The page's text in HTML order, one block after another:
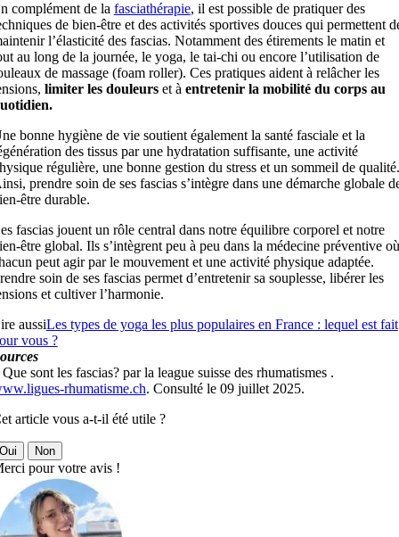
complément de la fasciathérapie, il est possible de pratiquer des
de bien-être et des activités sportives douces qui permettent
l’élasticité des fascias. Notamment des étirements le matin et
au long de la journée, le yoga, le tai-chi ou encore l’utilisation de
de massage (foam roller). Ces pratiques aident à relâcher les
limiter les douleurs et à entretenir la mobilité du corps au
bonne hygiène de vie soutient également la santé fasciale et la
des tissus par une hydratation suffisante, une activité
régulière, une bonne gestion du stress et un sommeil de qualité.
prendre soin de ses fascias s’intègre dans une démarche globale
être durable.
fascias jouent un rôle central dans notre équilibre corporel et notre
être global. Ils s’intègrent peu à peu dans la médecine préventive où
peut agir par le mouvement et une activité physique adaptée.
soin de ses fascias permet d’entretenir sa souplesse, libérer les
et cultiver l’harmonie.
aussiLes types de yoga les plus populaires en France : lequel est fait
vous ?
sont les fascias? par la league suisse des rhumatismes .
rhumatisme.ch. Consulté le 09 juillet 2025.
article vous a-t-il été utile ?
Non
pour votre avis !